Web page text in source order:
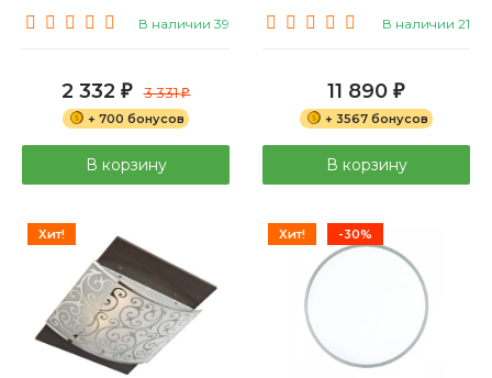
В наличии 39
2 332 ₽ 3 331₽
+ 700 бонусов
В корзину
В наличии 21
11 890 ₽
+ 3567 бонусов
В корзину
Хит! Хит! -30%